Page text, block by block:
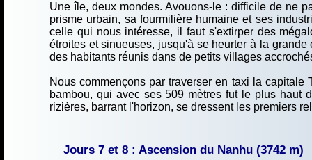
Une île, deux mondes. Avouons-le : difficile de ne
prisme urbain, sa fourmilière humaine et ses
celle qui nous intéresse, il faut s'extirper des
étroites et sinueuses, jusqu'à se heurter à la
des habitants réunis dans de petits villages
Nous commençons par traverser en taxi la
bambou, qui avec ses 509 mètres fut le plus haut
rizières, barrant l'horizon, se dressent les premiers
Jours 7 et 8 : Ascension du Nanhu (3742 m)